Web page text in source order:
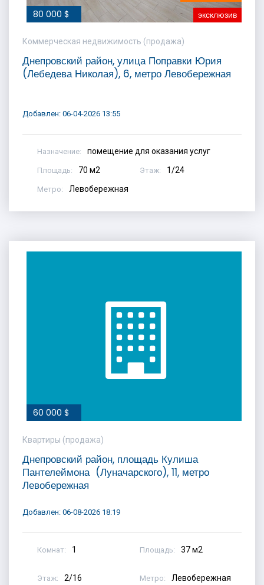
80 000 $ эксклюзив
Коммерческая недвижимость (продажа)
Днепровский район, улица Поправки Юрия
(Лебедева Николая), 6, метро Левобережная
Добавлен: 06-04-2026 13:55
Назначение: помещение для оказания услуг
Площадь: 70 м2 Этаж: 1/24
Метро: Левобережная
60 000 $
Квартиры (продажа)
Днепровский район, площадь Кулиша
Пантелеймона (Луначарского), 11, метро
Левобережная
Добавлен: 06-08-2026 18:19
Комнат: 1 Площадь: 37 м2
Этаж: 2/16 Метро: Левобережная